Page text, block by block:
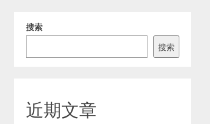
搜索
搜索
近期文章